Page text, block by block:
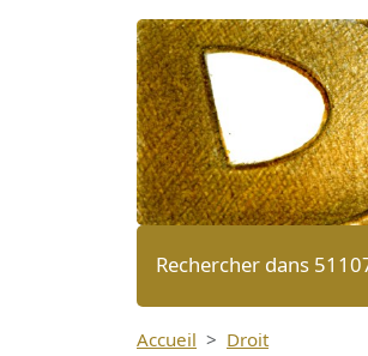
Rechercher dans
Accueil
Droit